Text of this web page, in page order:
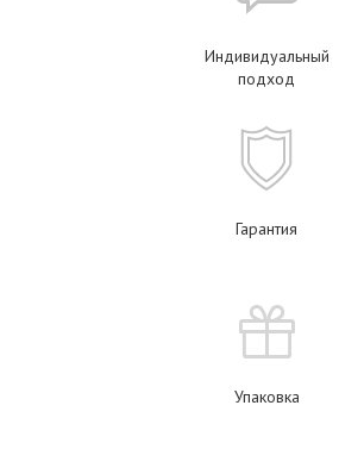
Индивидуальный
подход
Гарантия
Упаковка